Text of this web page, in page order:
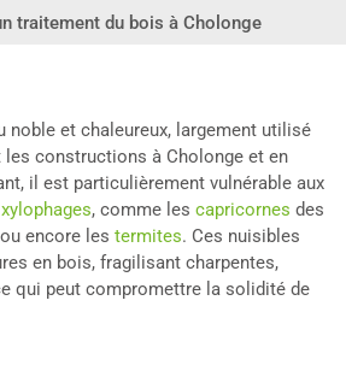
traitement du bois à Cholonge
noble et chaleureux, largement utilisé
constructions à Cholonge et en
il est particulièrement vulnérable aux
, comme les capricornes des
ou encore les termites. Ces nuisibles
en bois, fragilisant charpentes,
qui peut compromettre la solidité de